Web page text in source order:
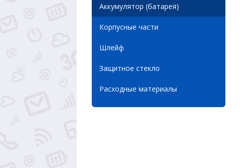
Аккумулятор (батарея)
Корпусные части
Шлейф
Защитное стекло
Расходные материалы